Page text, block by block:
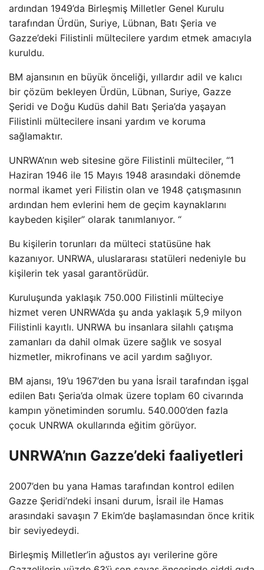
ardından 1949’da Birleşmiş Milletler Genel Kurulu
tarafından Ürdün, Suriye, Lübnan, Batı Şeria ve
Gazze’deki Filistinli mültecilere yardım etmek amacıyla
kuruldu.
BM ajansının en büyük önceliği, yıllardır adil ve kalıcı
bir çözüm bekleyen Ürdün, Lübnan, Suriye, Gazze
Şeridi ve Doğu Kudüs dahil Batı Şeria’da yaşayan
Filistinli mültecilere insani yardım ve koruma
sağlamaktır.
UNRWA’nın web sitesine göre Filistinli mülteciler, “1
Haziran 1946 ile 15 Mayıs 1948 arasındaki dönemde
normal ikamet yeri Filistin olan ve 1948 çatışmasının
ardından hem evlerini hem de geçim kaynaklarını
kaybeden kişiler” olarak tanımlanıyor. “
Bu kişilerin torunları da mülteci statüsüne hak
kazanıyor. UNRWA, uluslararası statüleri nedeniyle bu
kişilerin tek yasal garantörüdür.
Kuruluşunda yaklaşık 750.000 Filistinli mülteciye
hizmet veren UNRWA’da şu anda yaklaşık 5,9 milyon
Filistinli kayıtlı. UNRWA bu insanlara silahlı çatışma
zamanları da dahil olmak üzere sağlık ve sosyal
hizmetler, mikrofinans ve acil yardım sağlıyor.
BM ajansı, 19’u 1967’den bu yana İsrail tarafından işgal
edilen Batı Şeria’da olmak üzere toplam 60 civarında
kampın yönetiminden sorumlu. 540.000’den fazla
çocuk UNRWA okullarında eğitim görüyor.
UNRWA’nın Gazze’deki faaliyetleri
2007’den bu yana Hamas tarafından kontrol edilen
Gazze Şeridi’ndeki insani durum, İsrail ile Hamas
arasındaki savaşın 7 Ekim’de başlamasından önce kritik
bir seviyedeydi.
Birleşmiş Milletler’in ağustos ayı verilerine göre